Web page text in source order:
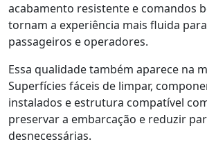
acabamento resistente e comandos
tornam a experiência mais fluida
passageiros e operadores.
Essa qualidade também aparece na
Superfícies fáceis de limpar,
instalados e estrutura compatível
preservar a embarcação e reduzir
desnecessárias.